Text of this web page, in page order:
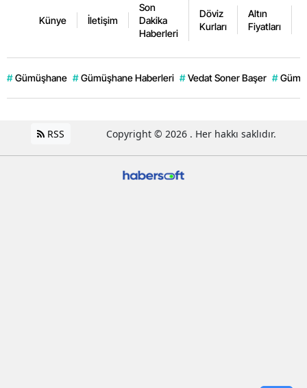
Künye İletişim
Son
Dakika
Haberleri
Döviz
Kurları
Altın
Fiyatları
# Gümüşhane # Gümüşhane Haberleri # Vedat Soner Başer #
RSS Copyright © 2026 . Her hakkı saklıdır.